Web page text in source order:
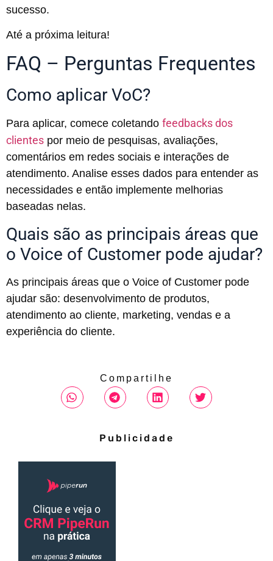
sucesso.
Até a próxima leitura!
FAQ – Perguntas Frequentes
Como aplicar VoC?
Para aplicar, comece coletando feedbacks dos
clientes por meio de pesquisas, avaliações,
comentários em redes sociais e interações de
atendimento. Analise esses dados para entender as
necessidades e então implemente melhorias
baseadas nelas.
Quais são as principais áreas que
o Voice of Customer pode ajudar?
As principais áreas que o Voice of Customer pode
ajudar são: desenvolvimento de produtos,
atendimento ao cliente, marketing, vendas e a
experiência do cliente.
Compartilhe
Publicidade